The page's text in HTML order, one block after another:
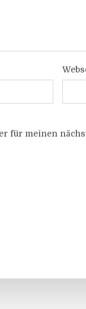
für meinen